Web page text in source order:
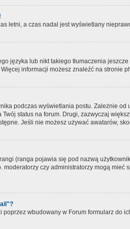
letni, a czas nadal jest wyświetlany
języka lub nikt takiego tłumaczenia
informacji możesz znaleźć na stronie
podczas wyświetlania postu. Zależnie
status na forum. Drugi, zazwyczaj
Jeśli nie możesz używać awatarów,
(ranga pojawia się pod nazwą
moderatorzy czy administratorzy mogą
wbudowany w Forum formularz do